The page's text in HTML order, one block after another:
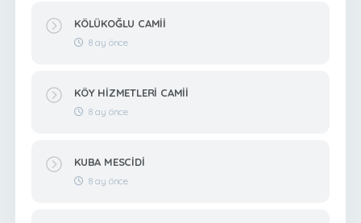
KÖLÜKOĞLU CAMİİ
8 ay önce
KÖY HİZMETLERİ CAMİİ
8 ay önce
KUBA MESCİDİ
8 ay önce